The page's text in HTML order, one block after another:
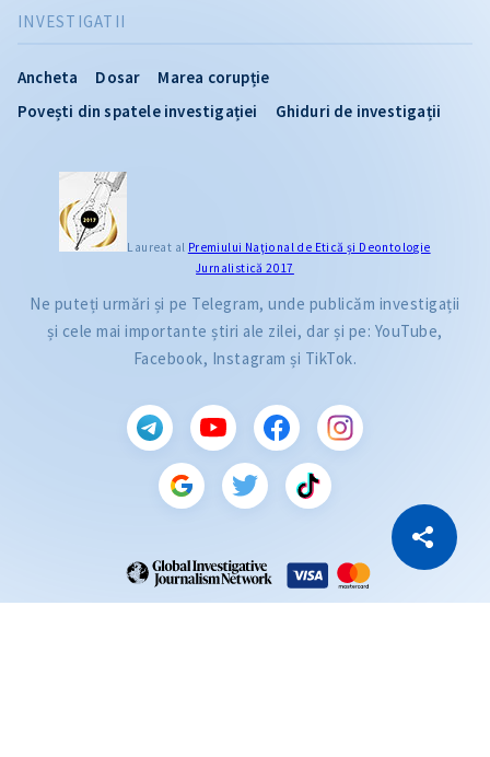
Copiază Link
INVESTIGATII
Ancheta Dosar
Marea corupție
Povești din spatele investigației
Ghiduri de investigații
Laureat al Premiului Naţional de Etică și Deontologie
Jurnalistică 2017
Ne puteți urmări și pe Telegram, unde publicăm investigații
și cele mai importante știri ale zilei, dar și pe: YouTube,
Facebook, Instagram și TikTok.